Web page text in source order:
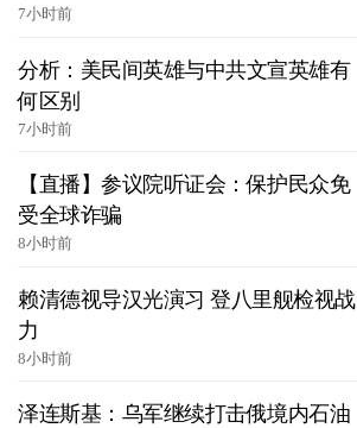
7小时前
分析：美民间英雄与中共文宣英雄有
何区别
7小时前
【直播】参议院听证会：保护民众免
受全球诈骗
8小时前
赖清德视导汉光演习 登八里舰检视战
力
8小时前
泽连斯基：乌军继续打击俄境内石油